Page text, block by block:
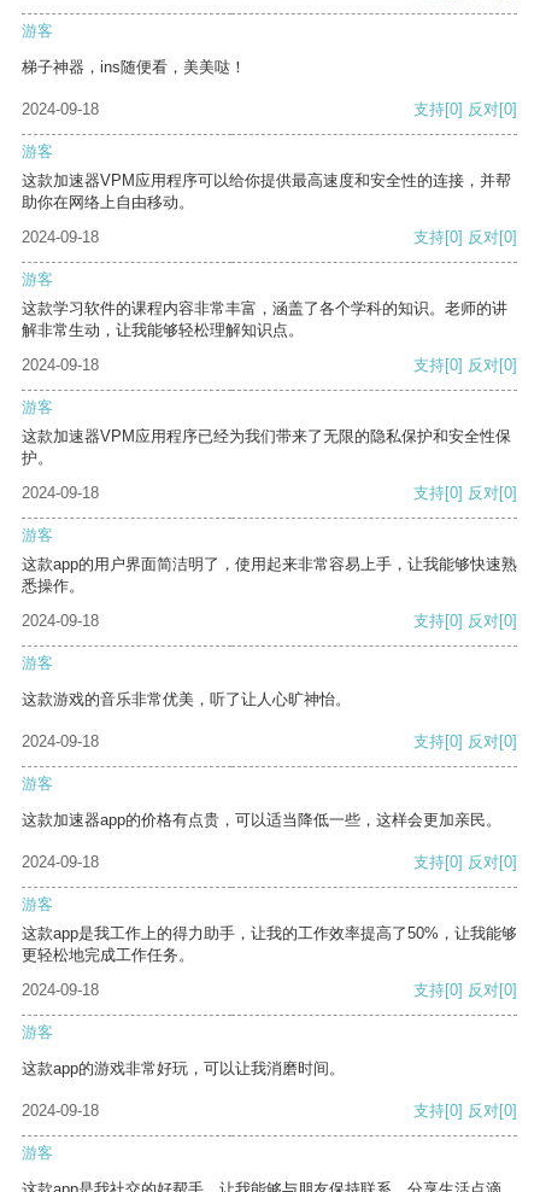
游客
梯子神器，ins随便看，美美哒！
2024-09-18 支持[0] 反对[0]
游客
这款加速器VPM应用程序可以给你提供最高速度和安全性的连接，并帮
助你在网络上自由移动。
2024-09-18
支持[0] 反对[0]
游客
这款学习软件的课程内容非常丰富，涵盖了各个学科的知识。老师的讲
解非常生动，让我能够轻松理解知识点。
2024-09-18
支持[0] 反对[0]
游客
这款加速器VPM应用程序已经为我们带来了无限的隐私保护和安全性保
护。
2024-09-18
支持[0] 反对[0]
游客
这款app的用户界面简洁明了，使用起来非常容易上手，让我能够快速熟
悉操作。
2024-09-18
支持[0] 反对[0]
游客
这款游戏的音乐非常优美，听了让人心旷神怡。
2024-09-18 支持[0] 反对[0]
游客
这款加速器app的价格有点贵，可以适当降低一些，这样会更加亲民。
2024-09-18 支持[0] 反对[0]
游客
这款app是我工作上的得力助手，让我的工作效率提高了50%，让我能够
更轻松地完成工作任务。
2024-09-18
支持[0] 反对[0]
游客
这款app的游戏非常好玩，可以让我消磨时间。
2024-09-18 支持[0] 反对[0]
游客